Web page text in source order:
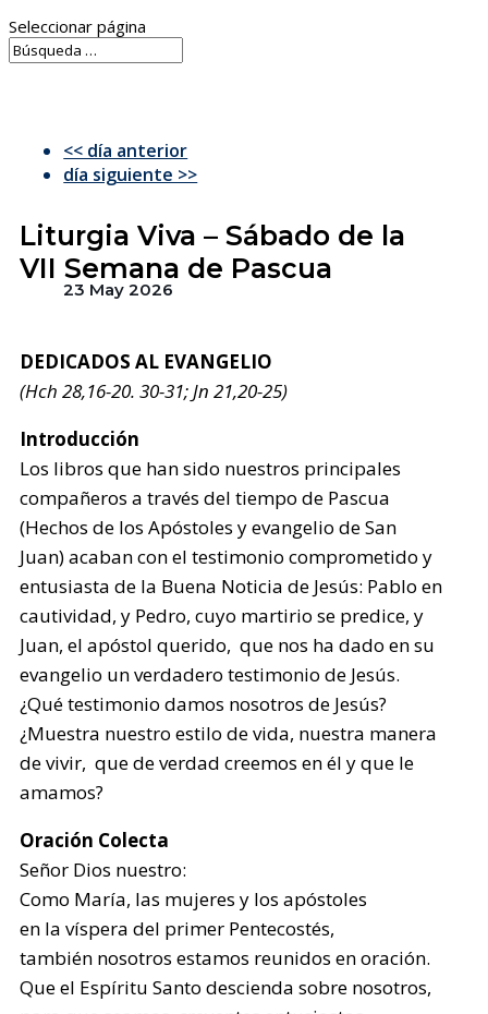
Seleccionar página
<< día anterior
día siguiente >>
Liturgia Viva – Sábado de la
VII Semana de Pascua
23 May 2026
DEDICADOS AL EVANGELIO
(Hch 28,16-20. 30-31; Jn 21,20-25)
Introducción
Los libros que han sido nuestros principales
compañeros a través del tiempo de Pascua
(Hechos de los Apóstoles y evangelio de San
Juan) acaban con el testimonio comprometido y
entusiasta de la Buena Noticia de Jesús: Pablo en
cautividad, y Pedro, cuyo martirio se predice, y
Juan, el apóstol querido, que nos ha dado en su
evangelio un verdadero testimonio de Jesús.
¿Qué testimonio damos nosotros de Jesús?
¿Muestra nuestro estilo de vida, nuestra manera
de vivir, que de verdad creemos en él y que le
amamos?
Oración Colecta
Señor Dios nuestro:
Como María, las mujeres y los apóstoles
en la víspera del primer Pentecostés,
también nosotros estamos reunidos en oración.
Que el Espíritu Santo descienda sobre nosotros,